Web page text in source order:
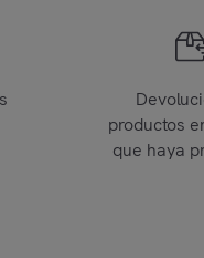
productos
que haya